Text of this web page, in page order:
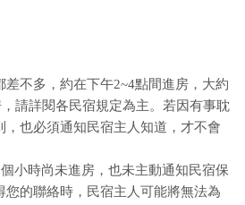
不多，約在下午2~4點間進房，大約
請詳閱各民宿規定為主。若因有事耽
，也必須通知民宿主人知道，才不會
小時尚未進房，也未主動通知民宿保
您的聯絡時，民宿主人可能將無法為